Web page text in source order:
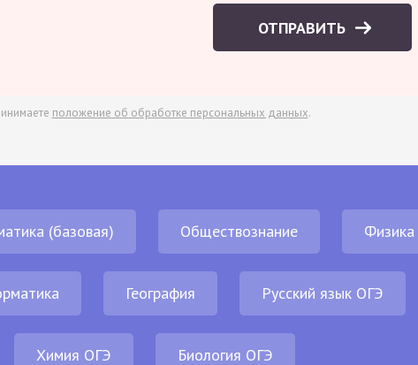
ОТПРАВИТЬ
положение об обработке персональных данных.
(базовая) Обществознание Физика
География Русский язык ОГЭ
Химия ОГЭ Биология ОГЭ